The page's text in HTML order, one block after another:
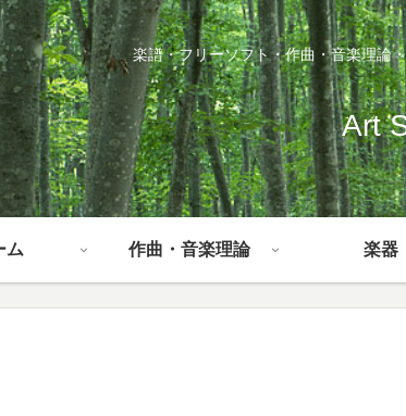
楽譜・フリーソフト・作曲・音楽理論
Art
ム 作曲・音楽理論 楽器